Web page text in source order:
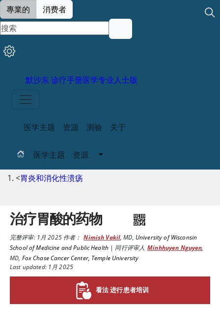
專業的 消费者
默沙东 诊疗手册医学专业人士版
医学主题 资源 测验 关于
医学主题 资源
<胃炎和消化性溃疡
治疗胃酸的药物
完整评审:1月 2025作者： Nimish Vakil,MD, University of Wisconsin
School of Medicine and Public Health | 同行评审人 Minhhuyen Nguyen,
MD, Fox Chase Cancer Center, Temple University
Last updated: 1月 2025
看法 进行患者培训